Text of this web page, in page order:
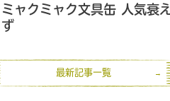
ミャクミャク文具缶 人気衰え
ず
最新記事一覧